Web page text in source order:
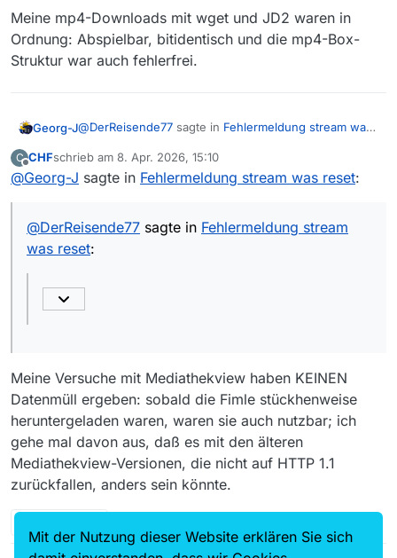
Sender mal die Fehler beheben.
Meine mp4-Downloads mit wget und JD2 waren in
Ordnung: Abspielbar, bitidentisch und die mp4-Box-
Struktur war auch fehlerfrei.
Georg-J@DerReisende77 sagte in Fehlermeldung stream was
@chf Die Server haben ein Problem und dies
Daten sind nach dem Reset Müll.
Welcher Sender mit diesem Problem bietet eine
Downloadmöglichkeit an, um daran anzuknüpfen?
Meine mp4-Downloads mit wget und JD2 waren in
Ordnung: Abspielbar, bitidentisch und die mp4-Box-
C
Offline
CHFschrieb am 8. Apr. 2026, 15:10
zuletzt editiert von
@Georg-J sagte in Fehlermeldung stream was reset:
@DerReisende77 sagte in Fehlermeldung stream
was reset:
Meine Versuche mit Mediathekview haben KEINEN
Datenmüll ergeben: sobald die Fimle stückhenweise
heruntergeladen waren, waren sie auch nutzbar; ich
gehe mal davon aus, daß es mit den älteren
Mediathekview-Versionen, die nicht auf HTTP 1.1
zurückfallen, anders sein könnte.
Mit der Nutzung dieser Website erklären Sie sich